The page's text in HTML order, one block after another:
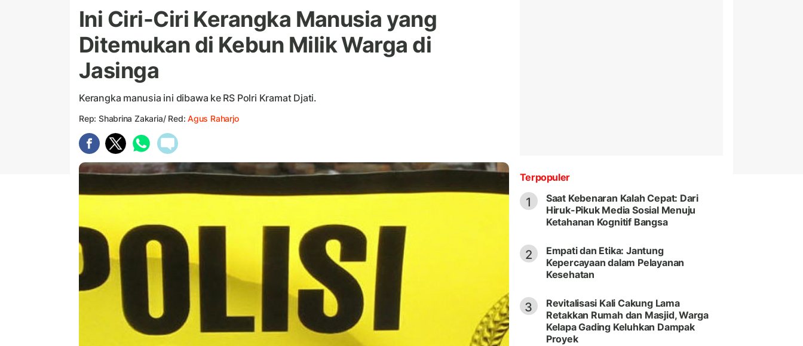
Ini Ciri-Ciri Kerangka Manusia yang
Ditemukan di Kebun Milik Warga di
Jasinga
Kerangka manusia ini dibawa ke RS Polri Kramat Djati.
Rep: Shabrina Zakaria/ Red:Agus Raharjo
Terpopuler
1
Saat Kebenaran Kalah Cepat: Dari
Hiruk-Pikuk Media Sosial Menuju
Ketahanan Kognitif Bangsa
2
Empati dan Etika: Jantung
Kepercayaan dalam Pelayanan
Kesehatan
3
Revitalisasi Kali Cakung Lama
Retakkan Rumah dan Masjid, Warga
Kelapa Gading Keluhkan Dampak
Proyek